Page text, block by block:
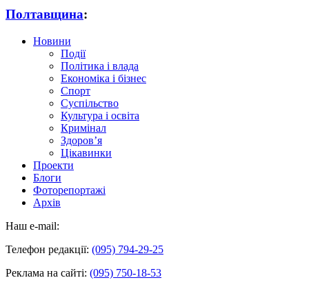
Полтавщина:
Новини
Події
Політика і влада
Економіка і бізнес
Спорт
Суспільство
Культура і освіта
Кримінал
Здоров’я
Цікавинки
Проекти
Блоги
Фоторепортажі
Архів
Наш e-mail:
Телефон редакції: (095) 794-29-25
Реклама на сайті: (095) 750-18-53